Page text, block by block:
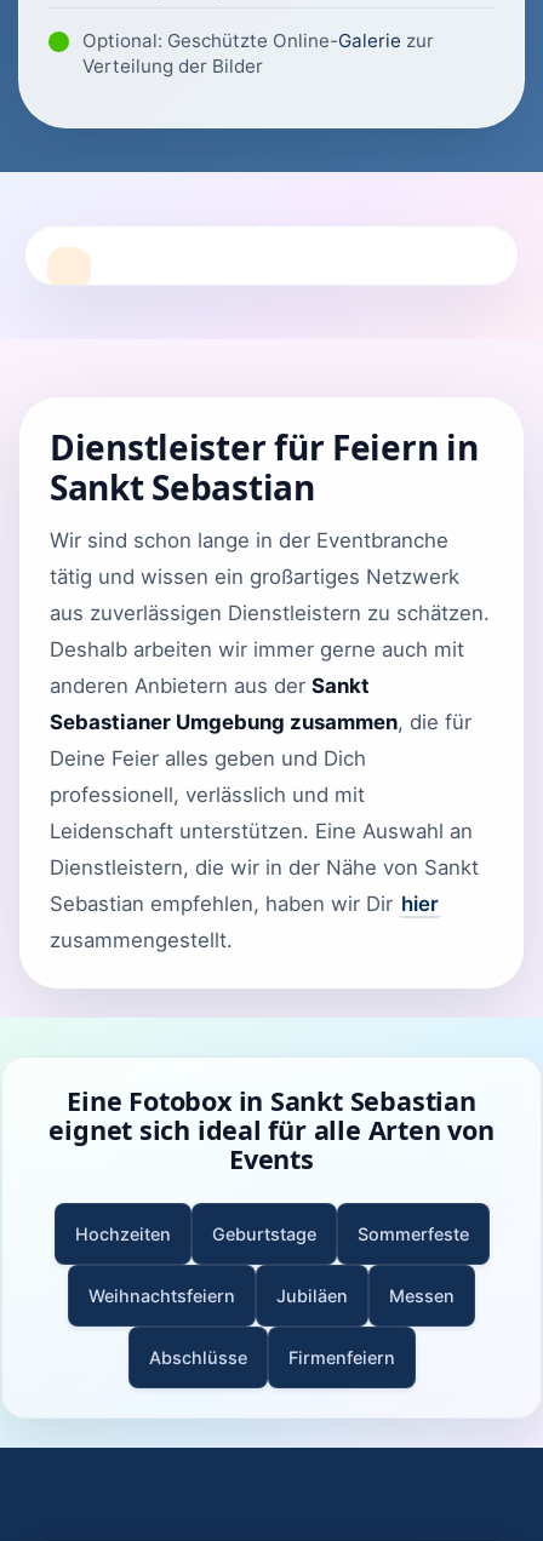
Optional: Geschützte Online-Galerie zur
Verteilung der Bilder
Dienstleister für Feiern in
Sankt Sebastian
Wir sind schon lange in der Eventbranche
tätig und wissen ein großartiges Netzwerk
aus zuverlässigen Dienstleistern zu schätzen.
Deshalb arbeiten wir immer gerne auch mit
anderen Anbietern aus der Sankt
Sebastianer Umgebung zusammen, die für
Deine Feier alles geben und Dich
professionell, verlässlich und mit
Leidenschaft unterstützen. Eine Auswahl an
Dienstleistern, die wir in der Nähe von Sankt
Sebastian empfehlen, haben wir Dir hier
zusammengestellt.
Eine Fotobox in Sankt Sebastian
eignet sich ideal für alle Arten von
Events
Hochzeiten Geburtstage Sommerfeste
Weihnachtsfeiern Jubiläen Messen
Abschlüsse Firmenfeiern